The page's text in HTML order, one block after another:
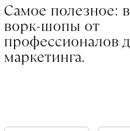
Самое полезное:
ворк-шопы от
профессионалов
маркетинга.